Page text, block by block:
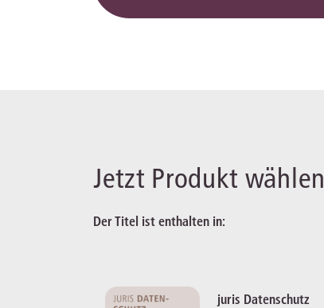
Jetzt Produkt wählen
Der Titel ist enthalten in:
juris Datenschutz